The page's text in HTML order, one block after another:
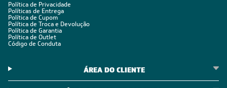
Política de Privacidade
Políticas de Entrega
Política de Cupom
Política de Troca e Devolução
Política de Garantia
Política de Outlet
Código de Conduta
ÁREA DO CLIENTE